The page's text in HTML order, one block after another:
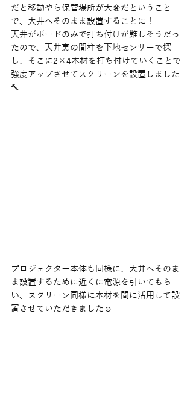
だと移動やら保管場所が大変だということ
で、天井へそのまま設置することに！
天井がボードのみで打ち付けが難しそうだっ
たので、天井裏の間柱を下地センサーで探
し、そこに2×4木材を打ち付けていくことで
強度アップさせてスクリーンを設置しました
🔨
プロジェクター本体も同様に、天井へそのま
ま設置するために近くに電源を引いてもら
い、スクリーン同様に木材を間に活用して設
置させていただきました☺️